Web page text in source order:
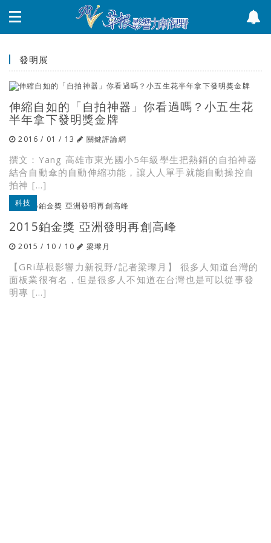
發明展
伸縮自如的「自拍神器」你看過嗎？小五生花
半年拿下發明獎金牌
2016 / 01 / 13 關鍵評論網
撰文：Yang 高雄市東光國小5年級學生把熱銷的自拍神器
結合自動傘的自動伸縮功能，讓人人單手就能自動操控自
拍神 […]
科技
2015鉑金獎 亞洲發明再創高峰
2015 / 10 / 10 梁瓈月
【GRi草根影響力新視野/記者梁瓈月】 很多人知道台灣的
面板業很有名，但是很多人不知道在台灣也是可以從事發
明專 […]